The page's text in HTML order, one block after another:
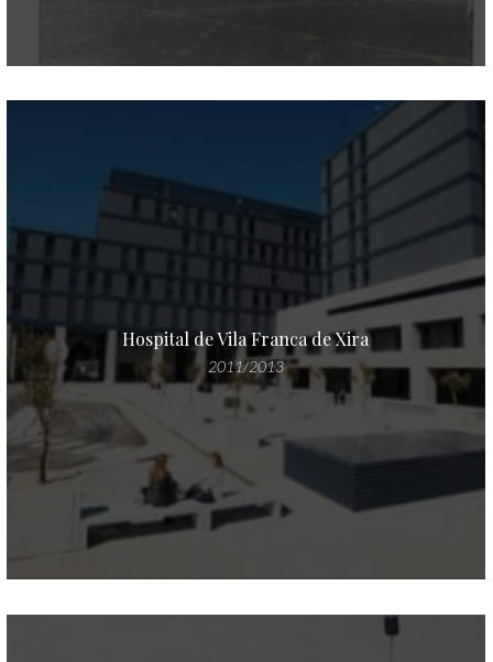
Hospital de Vila Franca de Xira
2011/2013